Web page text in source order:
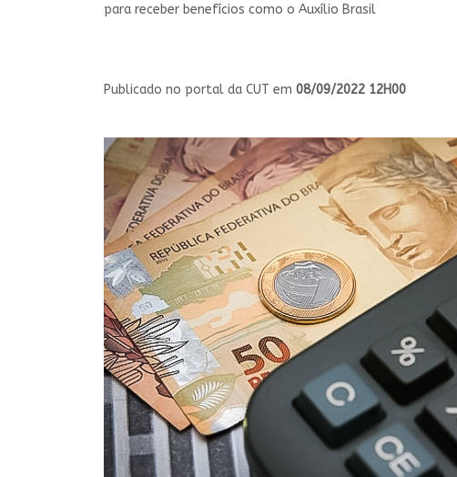
para receber benefícios como o Auxílio Brasil
Publicado no portal da CUT em 08/09/2022 12H00